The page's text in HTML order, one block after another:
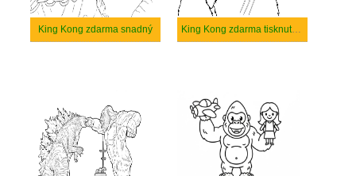
King Kong zdarma snadný King Kong zdarma tisknutelné pro děti